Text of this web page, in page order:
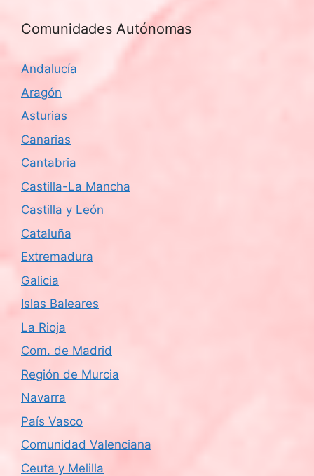
Comunidades Autónomas
Andalucía
Aragón
Asturias
Canarias
Cantabria
Castilla-La Mancha
Castilla y León
Cataluña
Extremadura
Galicia
Islas Baleares
La Rioja
Com. de Madrid
Región de Murcia
Navarra
País Vasco
Comunidad Valenciana
Ceuta y Melilla